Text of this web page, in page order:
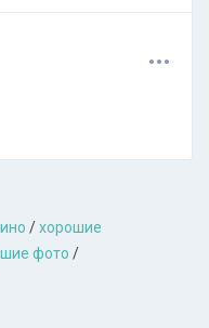
...
/хорошие
фото /